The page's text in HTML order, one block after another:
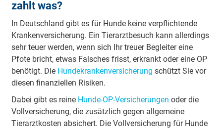
zahlt was?
In Deutschland gibt es für Hunde keine verpflichtende
Krankenversicherung. Ein Tierarztbesuch kann allerdings
sehr teuer werden, wenn sich Ihr treuer Begleiter eine
Pfote bricht, etwas Falsches frisst, erkrankt oder eine OP
benötigt. Die Hundekrankenversicherung schützt Sie vor
diesen finanziellen Risiken.
Dabei gibt es reine Hunde-OP-Versicherungen oder die
Vollversicherung, die zusätzlich gegen allgemeine
Tierarztkosten absichert. Die Vollversicherung für Hunde